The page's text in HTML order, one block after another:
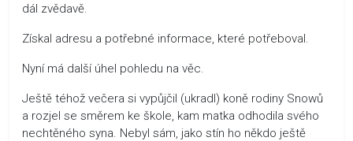
dál zvědavě.
Získal adresu a potřebné informace, které potřeboval.
Nyní má další úhel pohledu na věc.
Ještě téhož večera si vypůjčil (ukradl) koně rodiny Snowů
a rozjel se směrem ke škole, kam matka odhodila svého
nechtěného syna. Nebyl sám, jako stín ho někdo ještě